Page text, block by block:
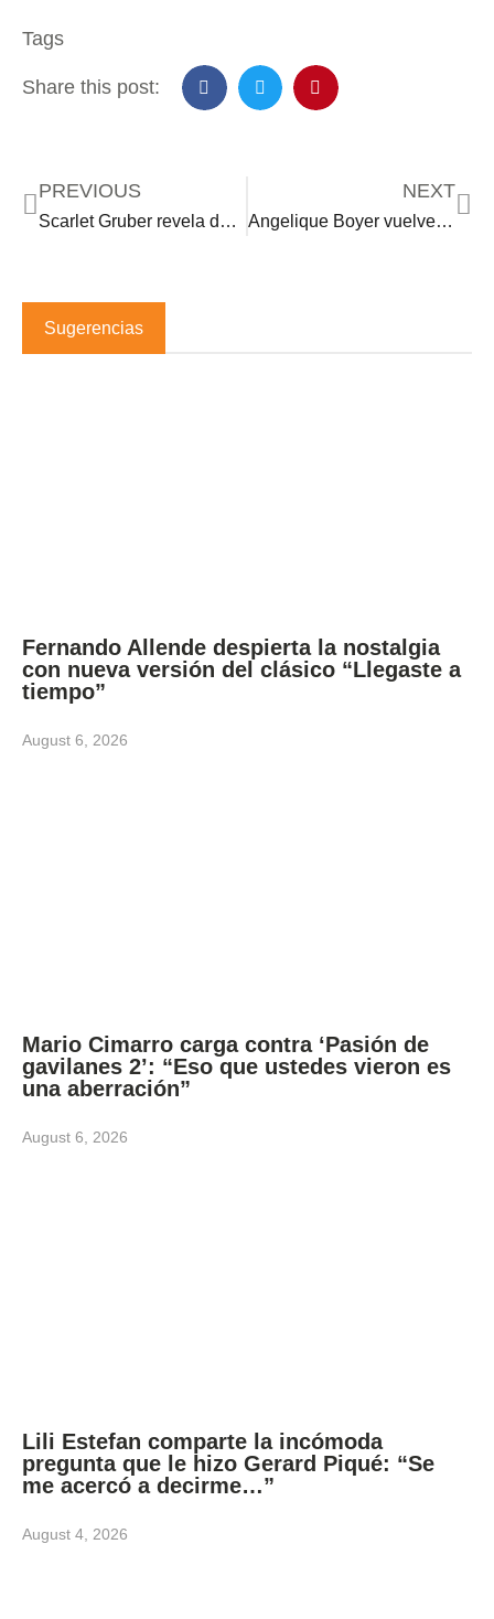
Tags
Share this post:
PREVIOUS
Scarlet Gruber revela detalles de su regreso a las villanías como contraparte de Angelique Boyer
NEXT
Angelique Boyer vuelve a trabajar con dos actrices de ‘Rebelde’ en su nueva telenovela
Sugerencias
Fernando Allende despierta la nostalgia
con nueva versión del clásico “Llegaste a
tiempo”
August 6, 2026
Mario Cimarro carga contra ‘Pasión de
gavilanes 2’: “Eso que ustedes vieron es
una aberración”
August 6, 2026
Lili Estefan comparte la incómoda
pregunta que le hizo Gerard Piqué: “Se
me acercó a decirme…”
August 4, 2026